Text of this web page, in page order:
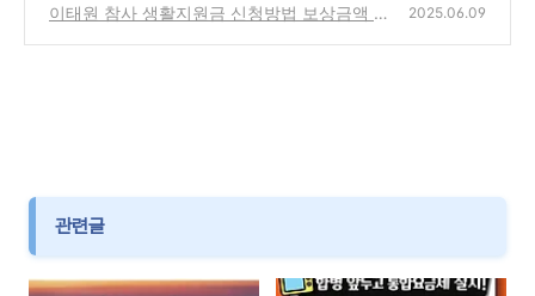
이태원 참사 생활지원금 신청방법 보상금액 ✅ 2025.06.09
관련글